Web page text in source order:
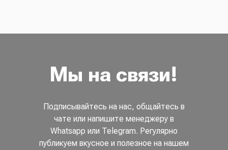
Мы на связи!
Подписывайтесь на нас, общайтесь в
чате или напишите менеджеру в
Whatsapp или Telegram. Регулярно
публикуем вкусное и полезное на нашем